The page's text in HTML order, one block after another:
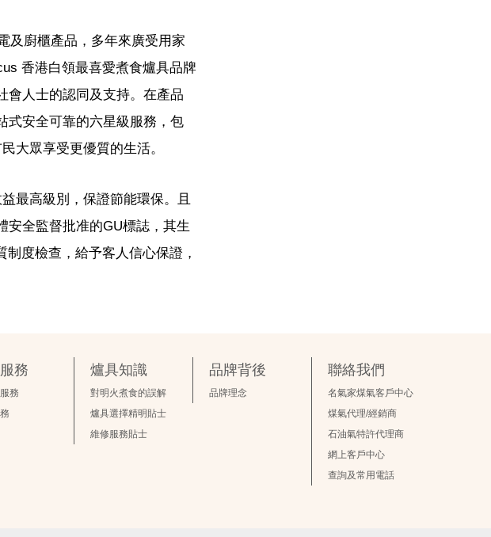
及廚櫃產品，多年來廣受用家
香港白領最喜愛煮食爐具品牌
會人士的認同及支持。在產品
式安全可靠的六星級服務，包
大眾享受更優質的生活。
最高級別，保證節能環保。且
安全監督批准的GU標誌，其生
度檢查，給予客人信心保證，
務
務
爐具知識
對明火煮食的誤解
爐具選擇精明貼士
維修服務貼士
品牌背後
品牌理念
聯絡我們
名氣家煤氣客戶中心
煤氣代理/經銷商
石油氣特許代理商
網上客戶中心
查詢及常用電話